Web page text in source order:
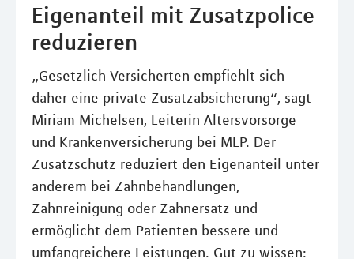
Eigenanteil mit Zusatzpolice
reduzieren
„Gesetzlich Versicherten empfiehlt sich
daher eine private Zusatzabsicherung“, sagt
Miriam Michelsen, Leiterin Altersvorsorge
und Krankenversicherung bei MLP. Der
Zusatzschutz reduziert den Eigenanteil unter
anderem bei Zahnbehandlungen,
Zahnreinigung oder Zahnersatz und
ermöglicht dem Patienten bessere und
umfangreichere Leistungen. Gut zu wissen: